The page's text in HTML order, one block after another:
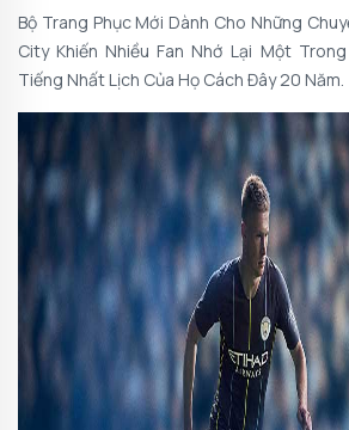
Bộ Trang Phục Mới Dành Cho Những
City Khiến Nhiều Fan Nhớ Lại Một
Tiếng Nhất Lịch Của Họ Cách Đây 20 Năm.